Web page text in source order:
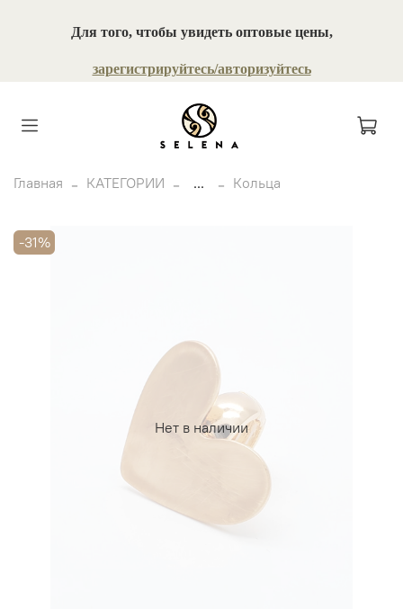
Для того, чтобы увидеть оптовые цены,
зарегистрируйтесь/авторизуйтесь
Главная КАТЕГОРИИ ... Кольца
Нет в наличии
-31%